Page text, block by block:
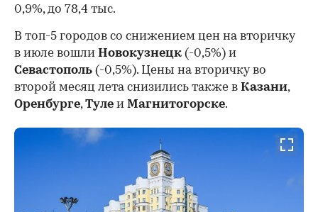
0,9%, до 78,4 тыс.
В топ-5 городов со снижением цен на вторичку
в июле вошли Новокузнецк (-0,5%) и
Севастополь (-0,5%). Цены на вторичку во
второй месяц лета снизились также в Казани,
Оренбурге,Туле и Магнитогорске.